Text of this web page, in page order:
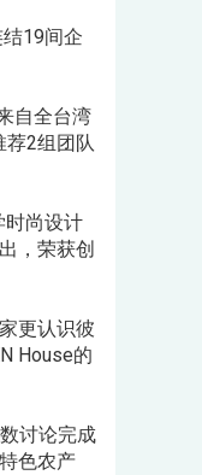
19间企
自全台湾
荐2组团队
时尚设计
，荣获创
更认识彼
House的
讨论完成
色农产